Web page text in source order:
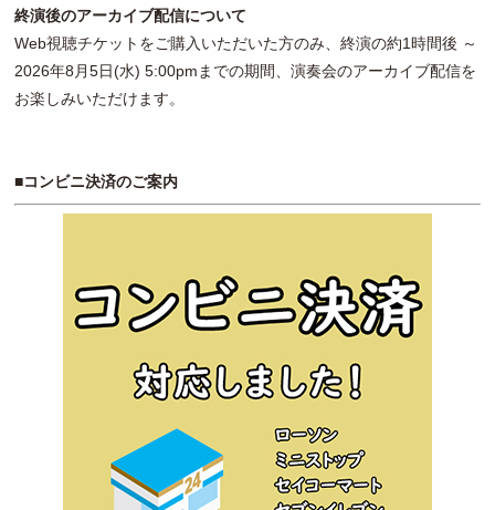
終演後のアーカイブ配信について
Web視聴チケットをご購入いただいた方のみ、終演の約1時間後 ～
2026年8月5日(水) 5:00pmまでの期間、演奏会のアーカイブ配信を
お楽しみいただけます。
■コンビニ決済のご案内